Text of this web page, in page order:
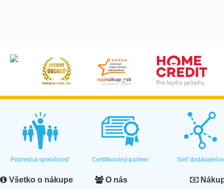
Popredná spoločnosť Certifikovaný partner Sieť dodávateľov
Všetko o nákupe O nás